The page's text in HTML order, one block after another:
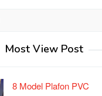
Most View Post
8 Model Plafon PVC